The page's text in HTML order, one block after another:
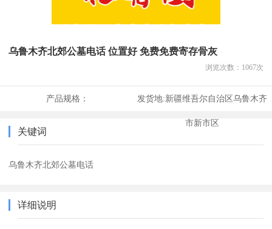
乌鲁木齐北郊公墓电话 位置好 免费免费寄存骨灰
浏览次数： 1067次
产品规格： 发货地:新疆维吾尔自治区乌鲁木齐
市新市区
关键词
乌鲁木齐北郊公墓电话
详细说明